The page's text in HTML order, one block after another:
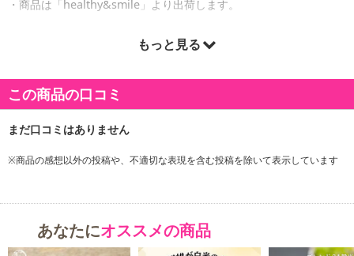
・商品は「healthy&smile」より出荷します。
もっと見る
この商品の口コミ
※商品の感想以外の投稿や、不適切な表現を含む投稿を除いて表示しています
あなたにオススメの商品